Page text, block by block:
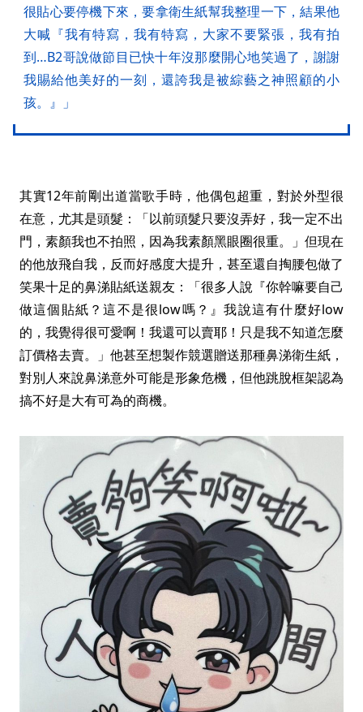
很貼心要停機下來，要拿衛生紙幫我整理一下，結果他
大喊『我有特寫，我有特寫，大家不要緊張 ， 我有拍
到…B2哥說做節目已快十年沒那麼開心地笑過了，謝謝
我賜給他美好的一刻，還誇我是被綜藝之神照顧的小
孩。』」
其實12年前剛出道當歌手時，他偶包超重，對於外型很
在意，尤其是頭髮：「以前頭髮只要沒弄好，我一定不出
門，素顏我也不拍照，因為我素顏黑眼圈很重。」但現在
的他放飛自我，反而好感度大提升，甚至還自掏腰包做了
笑果十足的鼻涕貼紙送親友：「很多人說『你幹嘛要自己
做這個貼紙？這不是很low嗎？』我說這有什麼好low
的，我覺得很可愛啊！我還可以賣耶！只是我不知道怎麼
訂價格去賣。」他甚至想製作競選贈送那種鼻涕衛生紙，
對別人來說鼻涕意外可能是形象危機，但他跳脫框架認為
搞不好是大有可為的商機。